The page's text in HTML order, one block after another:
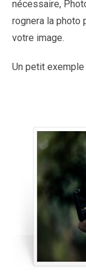
nécessaire,
rognera la photo
votre image.
Un petit exemple